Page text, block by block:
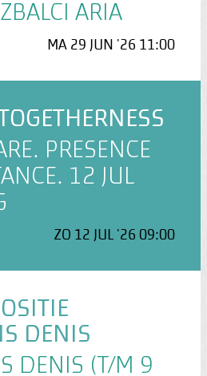
ARIA
MA 29 JUN '26 11:00
PRESENCE
12 JUL
ZO 12 JUL '26 09:00
DENIS
DENIS (T/M 9